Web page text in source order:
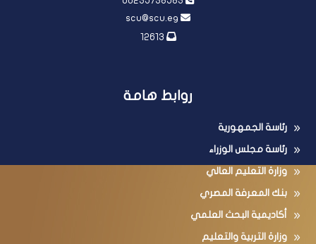
روابط هامة
رئاسة الجمهورية
رئاسة مجلس الوزراء
وزارة التعليم العالي
بنك المعرفة المصري
أكاديمية البحث العلمي
وزارة التربية والتعليم